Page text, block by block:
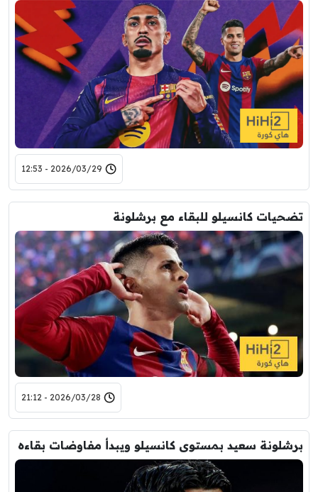
2026/03/29 - 12:53
تضحيات كانسيلو للبقاء مع برشلونة
2026/03/28 - 21:12
برشلونة سعيد بمستوى كانسيلو ويبدأ مفاوضات بقاءه